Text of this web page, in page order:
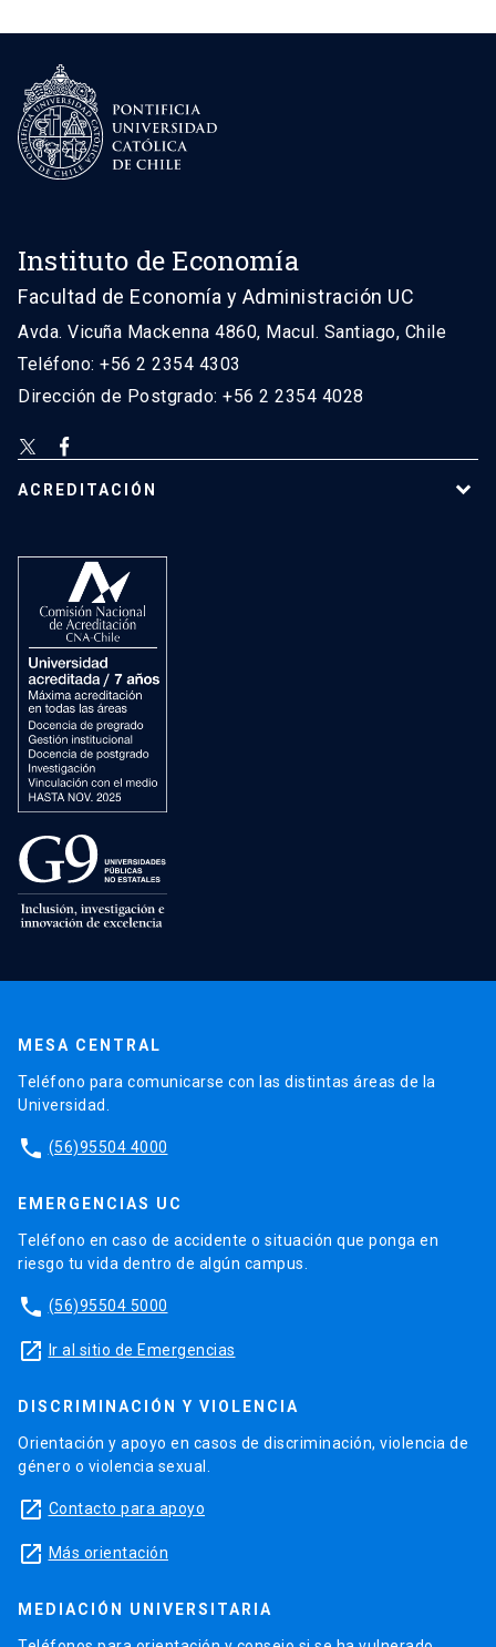
Instituto de Economía
Facultad de Economía y Administración UC
Avda. Vicuña Mackenna 4860, Macul. Santiago, Chile
Teléfono: +56 2 2354 4303
Dirección de Postgrado: +56 2 2354 4028
ACREDITACIÓN
MESA CENTRAL
Teléfono para comunicarse con las distintas áreas de la
Universidad.
phone (56)95504 4000
EMERGENCIAS UC
Teléfono en caso de accidente o situación que ponga en
riesgo tu vida dentro de algún campus.
phone (56)95504 5000
launch Ir al sitio de Emergencias
DISCRIMINACIÓN Y VIOLENCIA
Orientación y apoyo en casos de discriminación, violencia de
género o violencia sexual.
launch Contacto para apoyo
launch Más orientación
MEDIACIÓN UNIVERSITARIA